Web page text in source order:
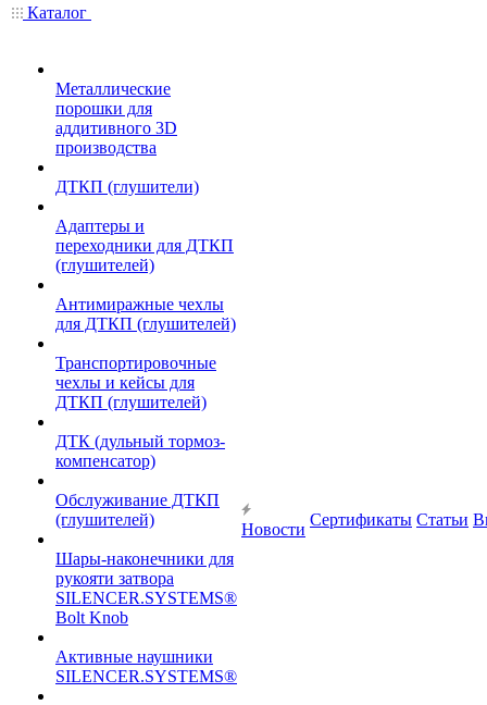
Каталог
Металлические
порошки для
аддитивного 3D
производства
ДТКП (глушители)
Адаптеры и
переходники для ДТКП
(глушителей)
Антимиражные чехлы
для ДТКП (глушителей)
Транспортировочные
чехлы и кейсы для
ДТКП (глушителей)
ДТК (дульный тормоз-
компенсатор)
Обслуживание ДТКП
(глушителей)
Шары-наконечники для
рукояти затвора
SILENCER.SYSTEMS®
Bolt Knob
Активные наушники
SILENCER.SYSTEMS®
Новости
Сертификаты Статьи